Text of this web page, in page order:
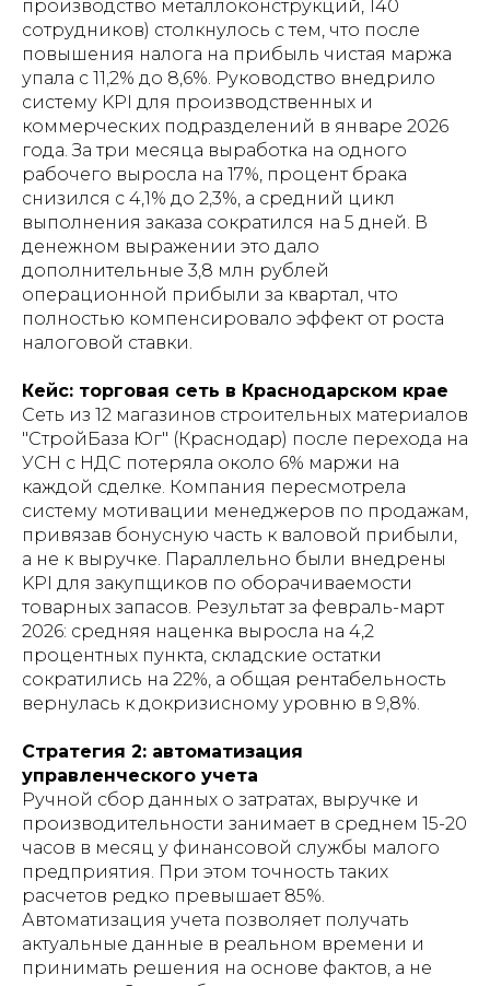
производство металлоконструкций, 140
сотрудников) столкнулось с тем, что после
повышения налога на прибыль чистая маржа
упала с 11,2% до 8,6%. Руководство внедрило
систему KPI для производственных и
коммерческих подразделений в январе 2026
года. За три месяца выработка на одного
рабочего выросла на 17%, процент брака
снизился с 4,1% до 2,3%, а средний цикл
выполнения заказа сократился на 5 дней. В
денежном выражении это дало
дополнительные 3,8 млн рублей
операционной прибыли за квартал, что
полностью компенсировало эффект от роста
налоговой ставки.
Кейс: торговая сеть в Краснодарском крае
Сеть из 12 магазинов строительных материалов
"СтройБаза Юг" (Краснодар) после перехода на
УСН с НДС потеряла около 6% маржи на
каждой сделке. Компания пересмотрела
систему мотивации менеджеров по продажам,
привязав бонусную часть к валовой прибыли,
а не к выручке. Параллельно были внедрены
KPI для закупщиков по оборачиваемости
товарных запасов. Результат за февраль-март
2026: средняя наценка выросла на 4,2
процентных пункта, складские остатки
сократились на 22%, а общая рентабельность
вернулась к докризисному уровню в 9,8%.
Стратегия 2: автоматизация
управленческого учета
Ручной сбор данных о затратах, выручке и
производительности занимает в среднем 15-20
часов в месяц у финансовой службы малого
предприятия. При этом точность таких
расчетов редко превышает 85%.
Автоматизация учета позволяет получать
актуальные данные в реальном времени и
принимать решения на основе фактов, а не